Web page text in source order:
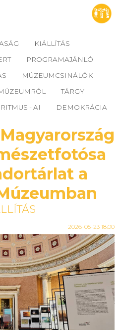
KIÁLLÍTÁS
PROGRAMAJÁNLÓ
MÚZEUMCSINÁLÓK
TÁRGY
- AI DEMOKRÁCIA
a
2026-05-23 18:00